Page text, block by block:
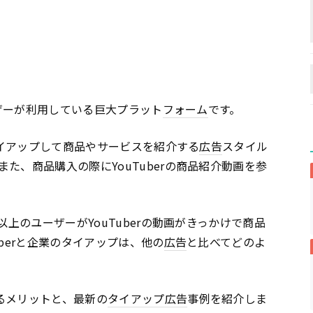
が利用している巨大プラット フォームです。
ップして商品やサービスを紹介する広告スタイル
た、商品購入の際にYouTuberの商品紹介動画を参
上のユーザーがYouTuberの動画がきっかけで商品
と企業のタイアップは、他の広告と比べてどのよ
リットと、最新のタイアップ広告事例を紹介しま